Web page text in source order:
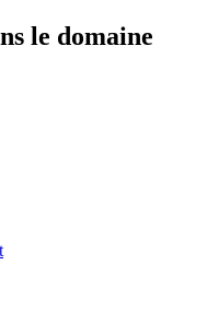
le domaine